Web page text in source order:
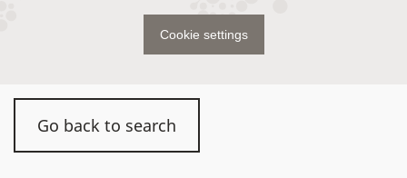
Go back to search
Cookie settings